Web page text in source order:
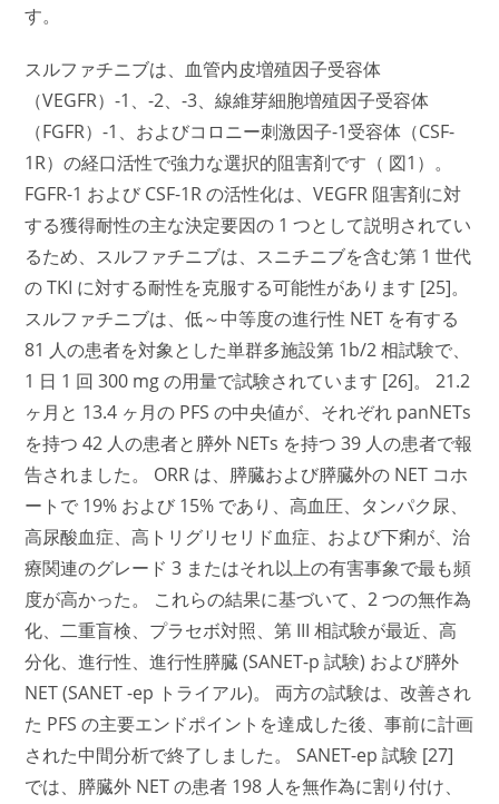
す。
スルファチニブは、血管内皮増殖因子受容体
（VEGFR）-1、-2、-3、線維芽細胞増殖因子受容体
（FGFR）-1、およびコロニー刺激因子-1受容体（CSF-
1R）の経口活性で強力な選択的阻害剤です（ 図1）。
FGFR-1 および CSF-1R の活性化は、VEGFR 阻害剤に対
する獲得耐性の主な決定要因の 1 つとして説明されてい
るため、スルファチニブは、スニチニブを含む第 1 世代
の TKI に対する耐性を克服する可能性があります [25]。
スルファチニブは、低～中等度の進行性 NET を有する
81 人の患者を対象とした単群多施設第 1b/2 相試験で、
1 日 1 回 300 mg の用量で試験されています [26]。 21.2
ヶ月と 13.4 ヶ月の PFS の中央値が、それぞれ panNETs
を持つ 42 人の患者と膵外 NETs を持つ 39 人の患者で報
告されました。 ORR は、膵臓および膵臓外の NET コホ
ートで 19% および 15% であり、高血圧、タンパク尿、
高尿酸血症、高トリグリセリド血症、および下痢が、治
療関連のグレード 3 またはそれ以上の有害事象で最も頻
度が高かった。 これらの結果に基づいて、2 つの無作為
化、二重盲検、プラセボ対照、第 III 相試験が最近、高
分化、進行性、進行性膵臓 (SANET-p 試験) および膵外
NET (SANET -ep トライアル)。 両方の試験は、改善され
た PFS の主要エンドポイントを達成した後、事前に計画
された中間分析で終了しました。 SANET-ep 試験 [27]
では、膵臓外 NET の患者 198 人を無作為に割り付け、